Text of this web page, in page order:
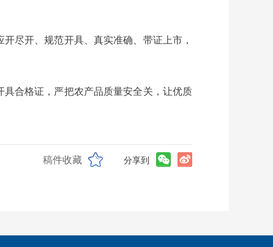
尽开、规范开具、真实准确、带证上市，
合格证，严把农产品质量安全关，让优质
稿件收藏 分享到